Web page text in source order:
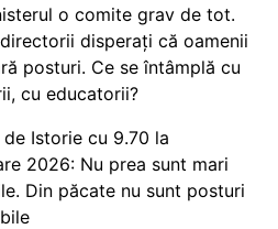
o comite grav de tot.
disperați că oamenii
posturi. Ce se întâmplă cu
cu educatorii?
Istorie cu 9.70 la
2026: Nu prea sunt mari
Din păcate nu sunt posturi